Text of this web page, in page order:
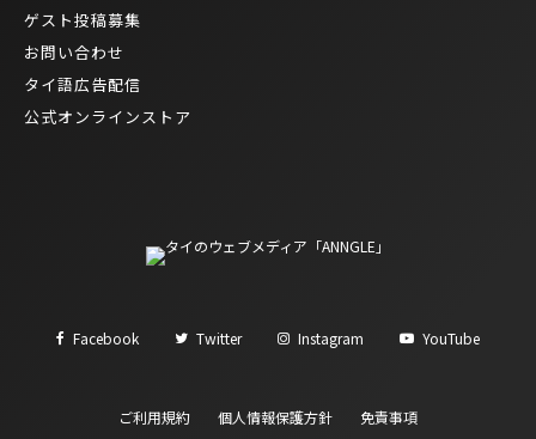
ゲスト投稿募集
お問い合わせ
タイ語広告配信
公式オンラインストア
Facebook Twitter Instagram YouTube
ご利用規約 個人情報保護方針 免責事項